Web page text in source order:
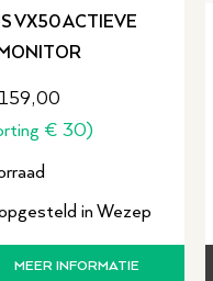
maken deze piano een
die een compacte, maar
VX50 ACTIEVE
€30)
in Wezep
MEER INFORMATIE